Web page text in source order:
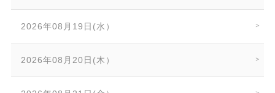
2026年08月19日(水）
2026年08月20日(木）